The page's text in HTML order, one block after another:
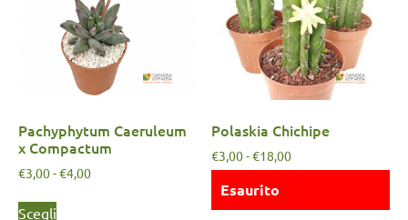
Pachyphytum Caeruleum
x Compactum
€3,00-€4,00
Scegli
Polaskia Chichipe
€3,00-€18,00
Esaurito